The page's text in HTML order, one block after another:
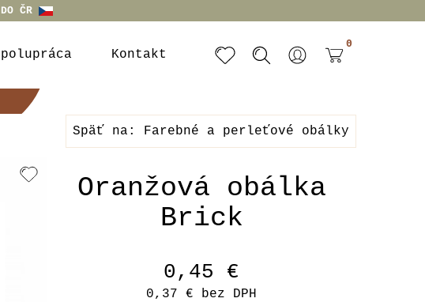
ČR
Kontakt
0
Späť na: Farebné a perleťové obálky
Oranžová obálka
Brick
0,45 €
0,37 € bez DPH